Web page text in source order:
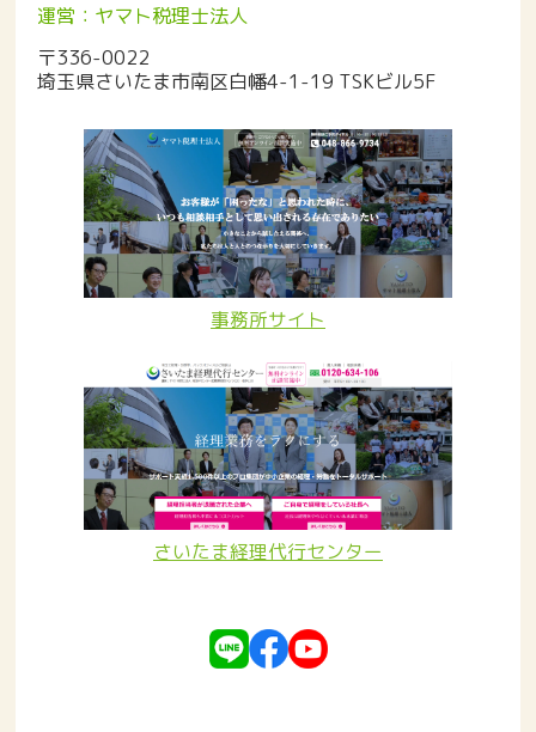
運営：ヤマト税理士法人
〒336-0022
埼玉県さいたま市南区白幡4-1-19 TSKビル5F
事務所サイト
さいたま経理代行センター